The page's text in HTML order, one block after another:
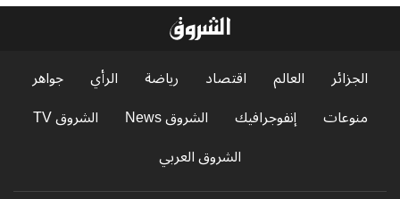
الجزائر العالم اقتصاد رياضة الرأي
جواهر
منوعات
إنفوجرافيك الشروق News
الشروق TV
الشروق العربي